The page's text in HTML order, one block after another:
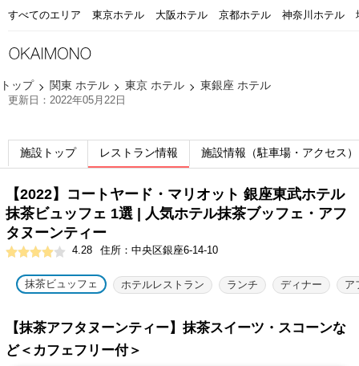
すべてのエリア 東京ホテル 大阪ホテル 京都ホテル 神奈川ホテル
トップ 関東 ホテル 東京 ホテル 東銀座 ホテル
更新日：2022年05月22日
施設トップ レストラン情報 施設情報（駐車場・アクセス）
【2022】コートヤード・マリオット 銀座東武ホテル
抹茶ビュッフェ 1選 | 人気ホテル抹茶ブッフェ・アフ
タヌーンティー
4.28 住所：中央区銀座6-14-10
抹茶ビュッフェ ホテルレストラン ランチ ディナー ア
【抹茶アフタヌーンティー】抹茶スイーツ・スコーンな
ど＜カフェフリー付＞